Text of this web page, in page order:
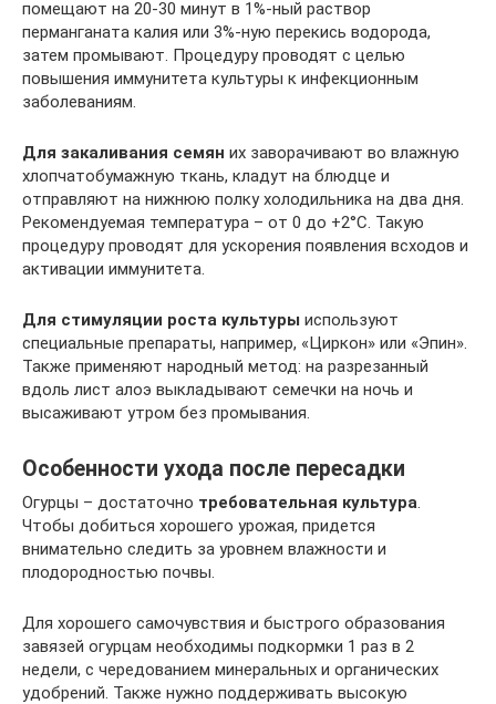
помещают на 20-30 минут в 1%-ный раствор
перманганата калия или 3%-ную перекись водорода,
затем промывают. Процедуру проводят с целью
повышения иммунитета культуры к инфекционным
заболеваниям.
Для закаливания семян их заворачивают во влажную
хлопчатобумажную ткань, кладут на блюдце и
отправляют на нижнюю полку холодильника на два дня.
Рекомендуемая температура – от 0 до +2°С. Такую
процедуру проводят для ускорения появления всходов и
активации иммунитета.
Для стимуляции роста культуры используют
специальные препараты, например, «Циркон» или «Эпин».
Также применяют народный метод: на разрезанный
вдоль лист алоэ выкладывают семечки на ночь и
высаживают утром без промывания.
Особенности ухода после пересадки
Огурцы – достаточно требовательная культура.
Чтобы добиться хорошего урожая, придется
внимательно следить за уровнем влажности и
плодородностью почвы.
Для хорошего самочувствия и быстрого образования
завязей огурцам необходимы подкормки 1 раз в 2
недели, с чередованием минеральных и органических
удобрений. Также нужно поддерживать высокую